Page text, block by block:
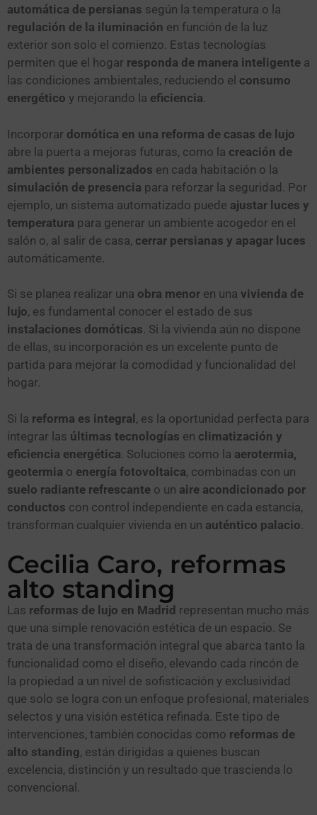
automática de persianas según la temperatura o la
regulación de la iluminación en función de la luz
exterior son solo el comienzo. Estas tecnologías
permiten que el hogar responda de manera inteligente a
las condiciones ambientales, reduciendo el consumo
energético y mejorando la eficiencia.
Incorporar domótica en una reforma de casas de lujo
abre la puerta a mejoras futuras, como la creación de
ambientes personalizados en cada habitación o la
simulación de presencia para reforzar la seguridad. Por
ejemplo, un sistema automatizado puede ajustar luces y
temperatura para generar un ambiente acogedor en el
salón o, al salir de casa, cerrar persianas y apagar luces
automáticamente.
Si se planea realizar una obra menor en una vivienda de
lujo, es fundamental conocer el estado de sus
instalaciones domóticas. Si la vivienda aún no dispone
de ellas, su incorporación es un excelente punto de
partida para mejorar la comodidad y funcionalidad del
hogar.
Si la reforma es integral, es la oportunidad perfecta para
integrar las últimas tecnologías en climatización y
eficiencia energética. Soluciones como la aerotermia,
geotermia o energía fotovoltaica, combinadas con un
suelo radiante refrescante o un aire acondicionado por
conductos con control independiente en cada estancia,
transforman cualquier vivienda en un auténtico palacio.
Cecilia Caro, reformas
alto standing
Las reformas de lujo en Madrid representan mucho más
que una simple renovación estética de un espacio. Se
trata de una transformación integral que abarca tanto la
funcionalidad como el diseño, elevando cada rincón de
la propiedad a un nivel de sofisticación y exclusividad
que solo se logra con un enfoque profesional, materiales
selectos y una visión estética refinada. Este tipo de
intervenciones, también conocidas como reformas de
alto standing, están dirigidas a quienes buscan
excelencia, distinción y un resultado que trascienda lo
convencional.